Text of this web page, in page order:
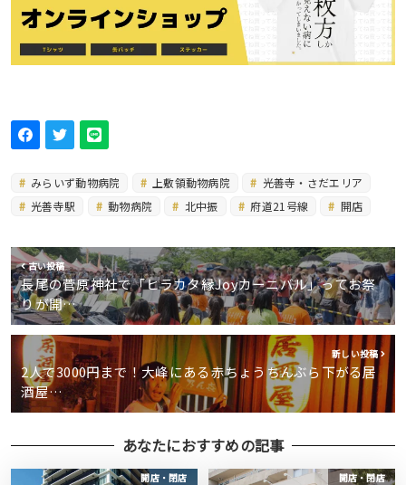
みらいず動物病院 上敷領動物病院
光善寺・さだエリア
光善寺駅
動物病院 北中振 府道21号線 開店
古い投稿
長尾の菅原神社で「ヒラカタ縁Joyカーニバル」ってお祭
りが開…
新しい投稿
2人で3000円まで！大峰にある赤ちょうちんぶら下がる居
酒屋…
あなたにおすすめの記事
開店・閉店 開店・閉店